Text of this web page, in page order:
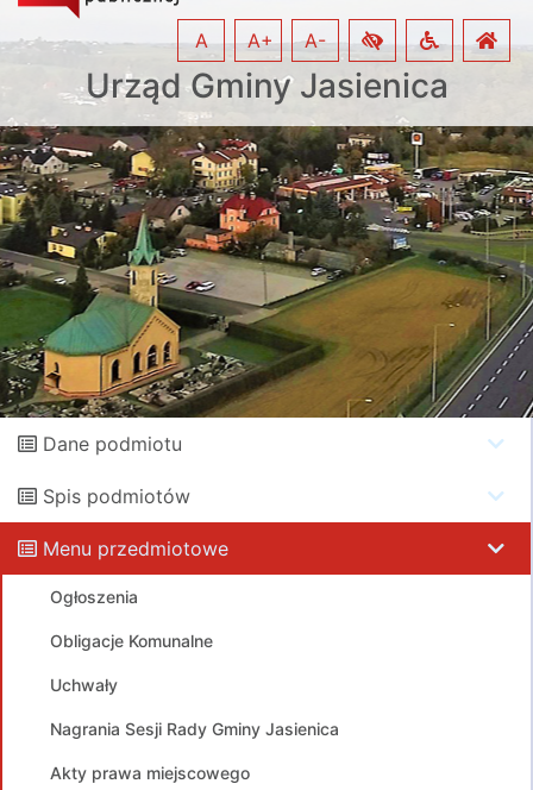
Urząd Gminy Jasienica
A A+ A-
Dane podmiotu
Spis podmiotów
Menu przedmiotowe
Ogłoszenia
Obligacje Komunalne
Uchwały
Nagrania Sesji Rady Gminy Jasienica
Akty prawa miejscowego